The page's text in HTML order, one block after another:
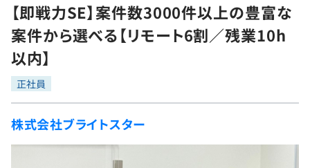
転職成功ガイド
転職エージェント
インタビュー
転職成功ガイド
求人検索
本選考
インターン
新卒エージェント
学習
問題集
4択課題
プログラミング言語
評価結果一覧
ゲーム・マンガ
Tech Team Journal
paizaとは？
【即戦力SE】案件数3000件以上の豊富な
案件から選べる【リモート6割／残業10h
以内】
正社員
株式会社ブライトスター